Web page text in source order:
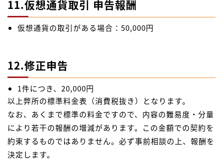
11.仮想通貨取引 申告報酬
仮想通貨の取引がある場合：50,000円
12.修正申告
1件につき、20,000円
以上弊所の標準料金表（消費税抜き）となります。
なお、あくまで標準の料金ですので、内容の難易度・分量
により若干の報酬の増減があります。この金額での契約を
約束するものではありません。必ず事前相談の上、報酬を
決定します。